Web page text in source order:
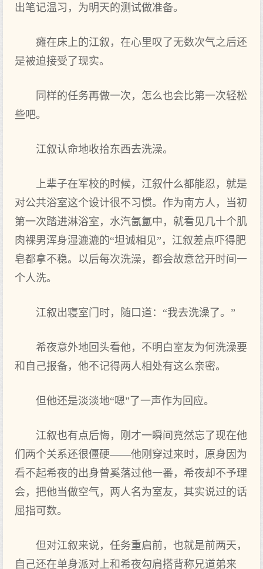
出笔记温习，为明天的测试做准备。
瘫在床上的江叙，在心里叹了无数次气之后还
是被迫接受了现实。
同样的任务再做一次，怎么也会比第一次轻松
些吧。
江叙认命地收拾东西去洗澡。
上辈子在军校的时候，江叙什么都能忍，就是
对公共浴室这个设计很不习惯。作为南方人，当初
第一次踏进淋浴室，水汽氤氲中，就看见几十个肌
肉裸男浑身湿漉漉的“坦诚相见”，江叙差点吓得肥
皂都拿不稳。以后每次洗澡，都会故意岔开时间一
个人洗。
江叙出寝室门时，随口道：“我去洗澡了。”
希夜意外地回头看他，不明白室友为何洗澡要
和自己报备，他不记得两人相处有这么亲密。
但他还是淡淡地“嗯”了一声作为回应。
江叙也有点后悔，刚才一瞬间竟然忘了现在他
们两个关系还很僵硬——他刚穿过来时，原身因为
看不起希夜的出身曾奚落过他一番，希夜却不予理
会，把他当做空气，两人名为室友，其实说过的话
屈指可数。
但对江叙来说，任务重启前，也就是前两天，
自己还在单身派对上和希夜勾肩搭背称兄道弟来